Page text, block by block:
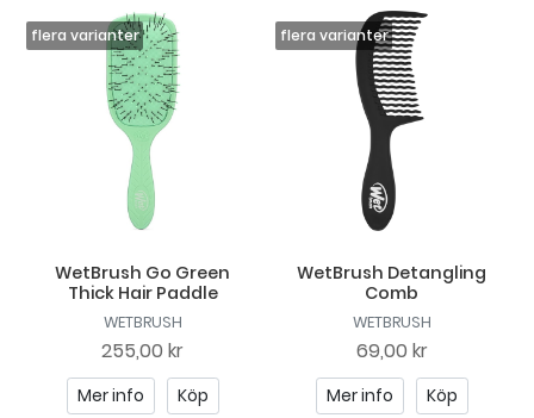
WetBrush Go Green
Thick Hair Paddle
WETBRUSH
255,00 kr
Mer info Köp
WetBrush Detangling
Comb
WETBRUSH
69,00 kr
Mer info Köp